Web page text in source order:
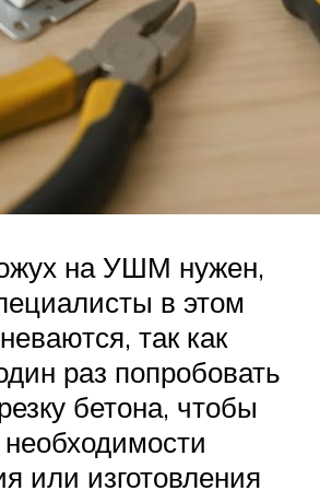
на УШМ нужен,
в этом
так как
раз попробовать
бетона, чтобы
или изготовления